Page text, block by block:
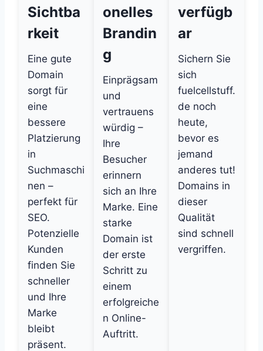
Sichtba
rkeit
Eine gute
Domain
sorgt für
eine
bessere
Platzierung
in
Suchmaschi
nen –
perfekt für
SEO.
Potenzielle
Kunden
finden Sie
schneller
und Ihre
Marke
bleibt
präsent.
onelles
Brandin
g
Einprägsam
und
vertrauens
würdig –
Ihre
Besucher
erinnern
sich an Ihre
Marke. Eine
starke
Domain ist
der erste
Schritt zu
einem
erfolgreiche
n Online-
Auftritt.
verfügb
ar
Sichern Sie
sich
fuelcellstuff.
de noch
heute,
bevor es
jemand
anderes tut!
Domains in
dieser
Qualität
sind schnell
vergriffen.